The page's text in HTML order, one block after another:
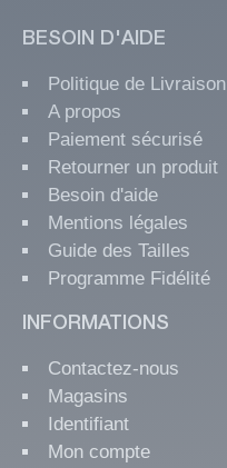
BESOIN D'AIDE
Politique de Livraison
A propos
Paiement sécurisé
Retourner un produit
Besoin d'aide
Mentions légales
Guide des Tailles
Programme Fidélité
INFORMATIONS
Contactez-nous
Magasins
Identifiant
Mon compte